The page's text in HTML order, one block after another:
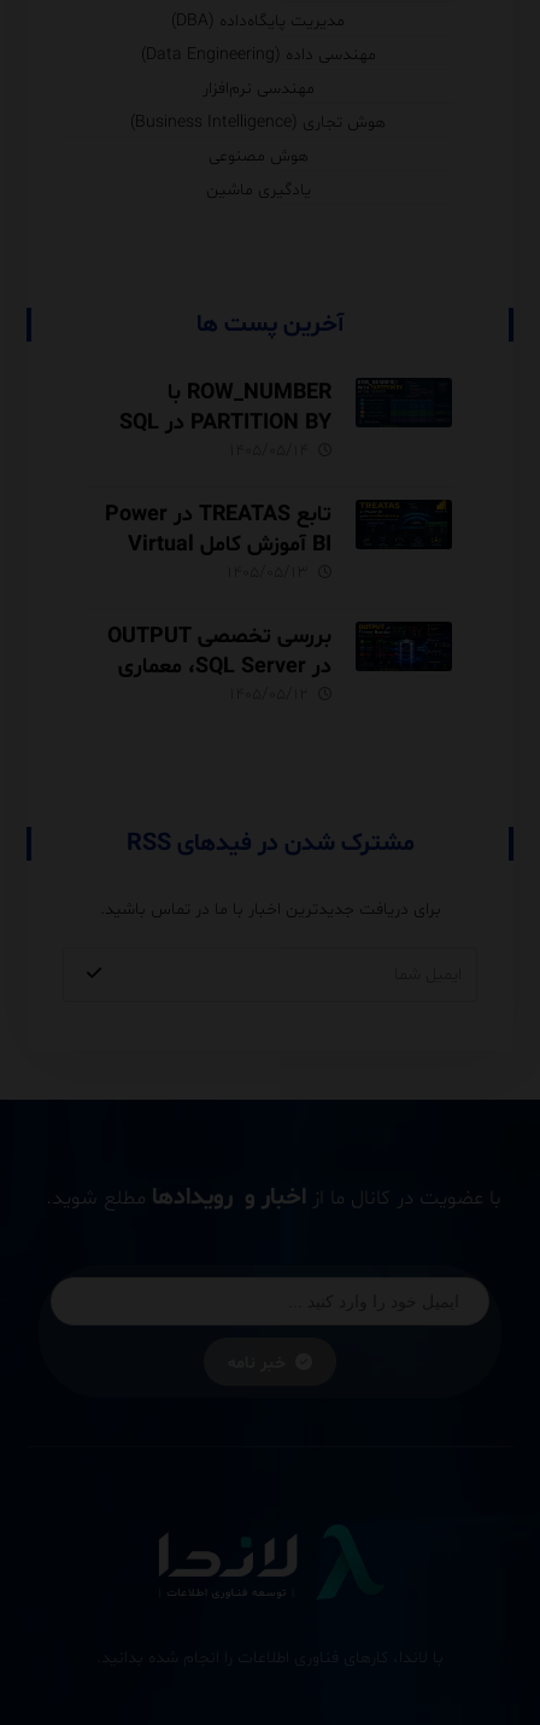
مدیریت پایگاه‌داده (DBA)
مهندسی داده (Data Engineering)
مهندسی نرم‌افزار
هوش تجاری (Business Intelligence)
هوش مصنوعی
یادگیری ماشین
آخرین پست ها
ROW_NUMBER با
PARTITION BY در SQL
تابع TREATAS در Power
BI آموزش کامل Virtual
USERELATIONSHIP
بررسی تخصصی OUTPUT
در SQL Server، معماری
مشترک شدن در فیدهای RSS
برای دریافت جدیدترین اخبار با ما در تماس باشید.
با عضویت در کانال ما از اخبار و رویدادها مطلع شوید.
با لاندا، کارهای فناوری اطلاعات را انجام شده بدانید.